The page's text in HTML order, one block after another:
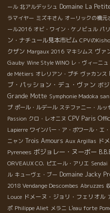
ール 北アルデッシュ Domaine La
ラマイヤー ミズキさん オーリックの橋元
ール2016 オビ・ワイン・ケノビュル パ
ン・ナチュール見本市ビム CPVのKisho
クザン Margaux 2016 マキシムス ヴァ
Gauby Wine Style WINO レ・ヴィーニ
de Métiers オレリアン・プチ ヴァカンス
ブ・パッション・デュ・ヴァン ボ
Grande Motte Symphonie Madoka san
プ ポール・ルデール ステファニー・ルッ
Passion クロ・レオニヌ CPV Paris
Lapierre ワインバー・ア・ボワール・エ
ニャン Trois Amours Aux Argillas ド
Pyrenees ボジョレー・ヌーボー
ORVEAUX CO. ピエール・アリエ Sendai
ル キューヴェ・ブー Domaine Jacky
2018 Vendange Descombes Abruzzes
Louce ドメーヌ・ジョリ・フェリオル
ポ Philippe Aliet メラニ L'eau forte